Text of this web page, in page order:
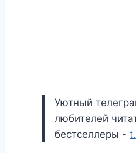
Уютный
любителей
бестселлеры -